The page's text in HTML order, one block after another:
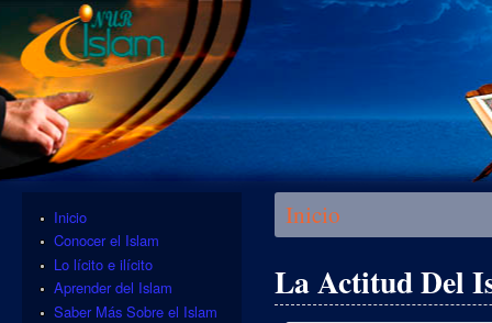
Se encuentra usted aquí
Inicio
La Actitud Del
Inicio
Conocer el Islam
Lo lícito e ilícito
Aprender del Islam
Saber Más Sobre el Islam